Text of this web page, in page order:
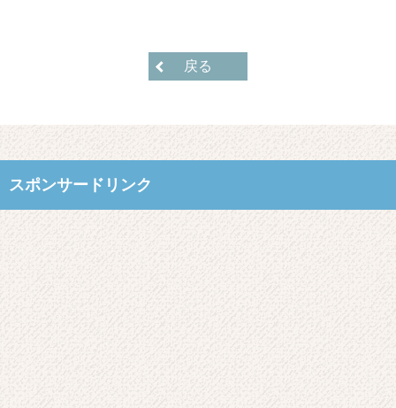
戻る
スポンサードリンク